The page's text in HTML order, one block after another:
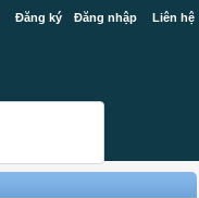
Đăng ký Đăng nhập Liên hệ